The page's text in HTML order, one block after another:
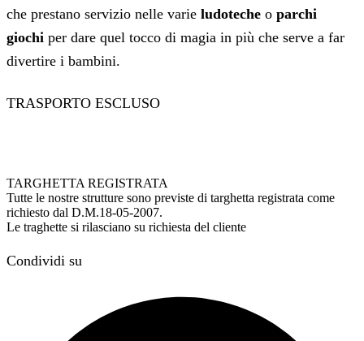
che prestano servizio nelle varie ludoteche o parchi
giochi per dare quel tocco di magia in più che serve a far
divertire i bambini.
TRASPORTO ESCLUSO
TARGHETTA REGISTRATA
Tutte le nostre strutture sono previste di targhetta registrata come
richiesto dal D.M.18-05-2007.
Le traghette si rilasciano su richiesta del cliente
Condividi su